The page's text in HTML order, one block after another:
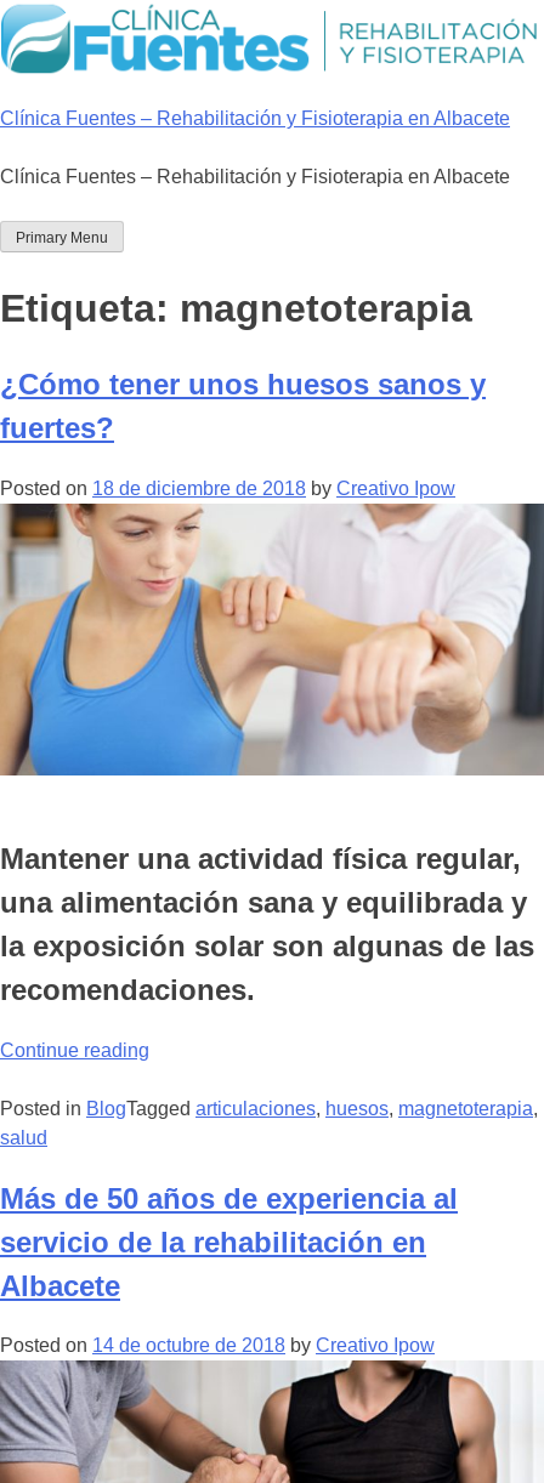
Skip
to
content
Clínica Fuentes – Rehabilitación y Fisioterapia en Albacete
Clínica Fuentes – Rehabilitación y Fisioterapia en Albacete
Primary Menu
Etiqueta: magnetoterapia
¿Cómo tener unos huesos sanos y
fuertes?
Posted on 18 de diciembre de 2018 by Creativo Ipow
Mantener una actividad física regular,
una alimentación sana y equilibrada y
la exposición solar son algunas de las
recomendaciones.
Continue reading
unos
y
Posted in BlogTagged articulaciones, huesos, magnetoterapia,
salud
Más de 50 años de experiencia al
servicio de la rehabilitación en
Albacete
Posted on 14 de octubre de 2018 by Creativo Ipow